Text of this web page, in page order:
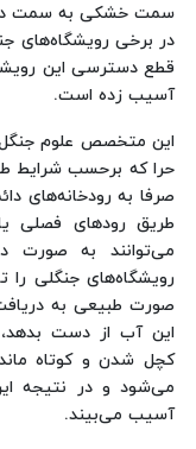
سمت خشکی به سمت
در برخی رویشگاه‌های
قطع دسترسی این
آسیب زده است.
این متخصص علوم جنگل
حرا که برحسب شرایط
صرفا به رودخانه‌های
طریق رودهای فصلی
می‌توانند به صورت
رویشگاه‌های جنگلی را
صورت طبیعی به
این آب از دست
کچل شدن و کوتاه
می‌شود و در نتیجه
آسیب می‌بیند.